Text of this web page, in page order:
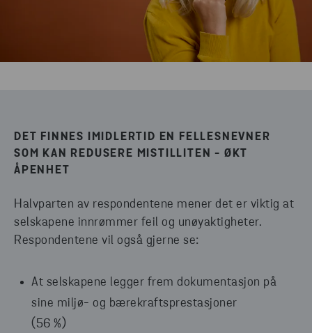
DET FINNES IMIDLERTID EN FELLESNEVNER
SOM KAN REDUSERE MISTILLITEN - ØKT
ÅPENHET
Halvparten av respondentene mener det er viktig at
selskapene innrømmer feil og unøyaktigheter.
Respondentene vil også gjerne se:
At selskapene legger frem dokumentasjon på
sine miljø- og bærekraftsprestasjoner
(56 %)